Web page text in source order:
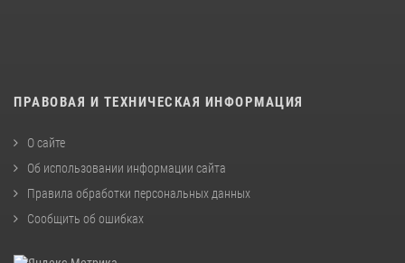
ПРАВОВАЯ И ТЕХНИЧЕСКАЯ ИНФОРМАЦИЯ
О сайте
Об использовании информации сайта
Правила обработки персональных данных
Сообщить об ошибках